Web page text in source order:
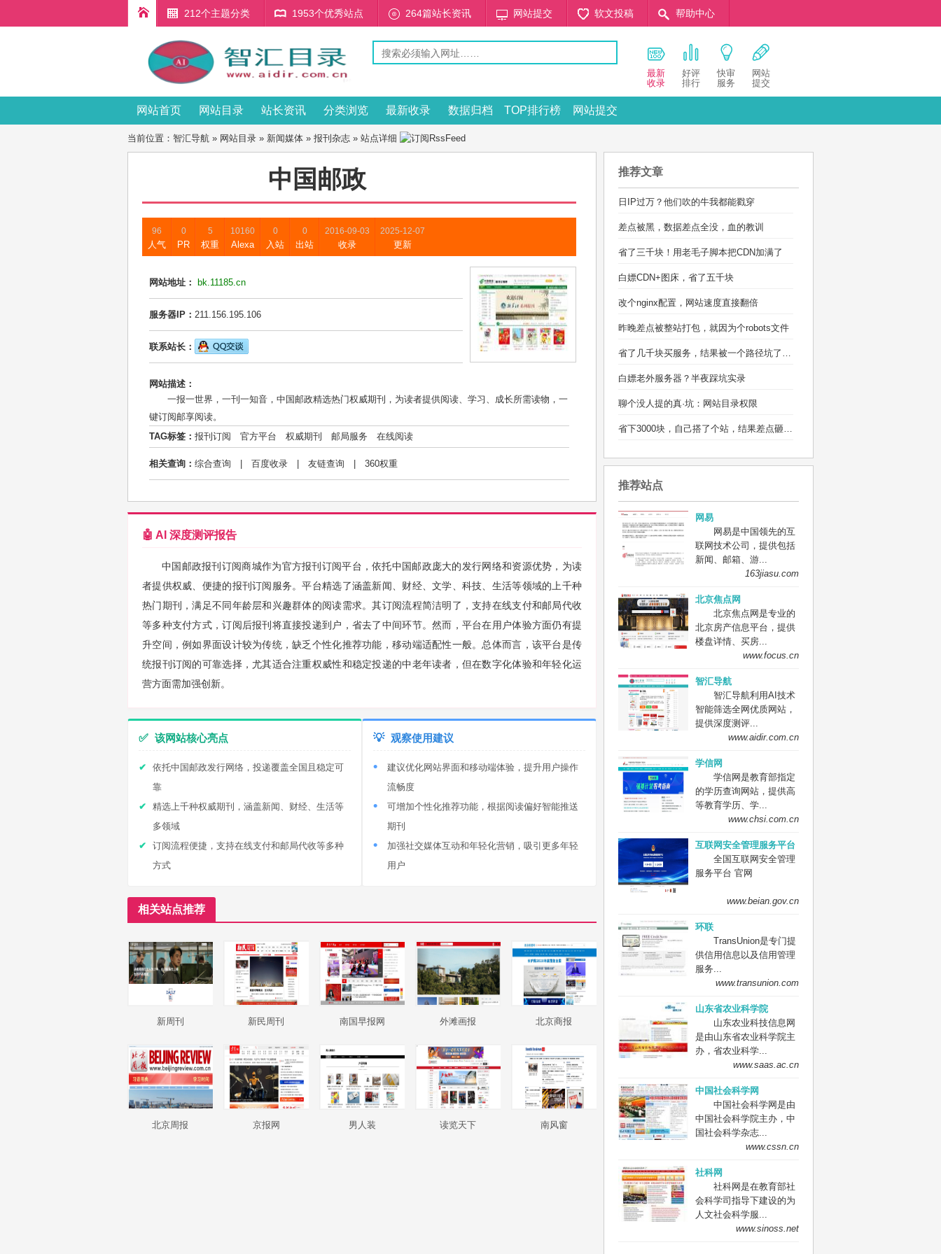
212个主题分类 1953个优秀站点 264篇站长资讯 网站提交 软文投稿 帮助中心
最新
收录
好评
排行
快审
服务
网站
提交
网站首页 网站目录 站长资讯 分类浏览 最新收录 数据归档 TOP排行榜 网站提交
当前位置： 智汇导航 » 网站目录 » 新闻媒体 » 报刊杂志 » 站点详细
中国邮政
96
人气
0
PR
5
权重
10160
Alexa
0
入站
0
出站
2016-09-03
收录
2025-12-07
更新
网站地址： bk.11185.cn
服务器IP： 211.156.195.106
联系站长：
网站描述：
一报一世界，一刊一知音，中国邮政精选热门权威期刊，为读者提供阅读、学习、成长所需读物，一
键订阅邮享阅读。
TAG标签： 报刊订阅 官方平台 权威期刊 邮局服务 在线阅读
相关查询： 综合查询 百度收录 友链查询 360权重
🤖 AI 深度测评报告
中国邮政报刊订阅商城作为官方报刊订阅平台，依托中国邮政庞大的发行网络和资源优势，为读
者提供权威、便捷的报刊订阅服务。平台精选了涵盖新闻、财经、文学、科技、生活等领域的上千种
热门期刊，满足不同年龄层和兴趣群体的阅读需求。其订阅流程简洁明了，支持在线支付和邮局代收
等多种支付方式，订阅后报刊将直接投递到户，省去了中间环节。然而，平台在用户体验方面仍有提
升空间，例如界面设计较为传统，缺乏个性化推荐功能，移动端适配性一般。总体而言，该平台是传
统报刊订阅的可靠选择，尤其适合注重权威性和稳定投递的中老年读者，但在数字化体验和年轻化运
营方面需加强创新。
✅ 该网站核心亮点
依托中国邮政发行网络，投递覆盖全国且稳定可
靠
精选上千种权威期刊，涵盖新闻、财经、生活等
多领域
订阅流程便捷，支持在线支付和邮局代收等多种
方式
💡 观察使用建议
建议优化网站界面和移动端体验，提升用户操作
流畅度
可增加个性化推荐功能，根据阅读偏好智能推送
期刊
加强社交媒体互动和年轻化营销，吸引更多年轻
用户
相关站点推荐
新周刊 新民周刊 南国早报网 外滩画报 北京商报
北京周报 京报网 男人装 读览天下 南风窗
推荐文章
日IP过万？他们吹的牛我都能戳穿
差点被黑，数据差点全没，血的教训
省了三千块！用老毛子脚本把CDN加满了
白嫖CDN+图床，省了五千块
改个nginx配置，网站速度直接翻倍
昨晚差点被整站打包，就因为个robots文件
省了几千块买服务，结果被一个路径坑了两宿
白嫖老外服务器？半夜踩坑实录
聊个没人提的真·坑：网站目录权限
省下3000块，自己搭了个站，结果差点砸电脑
推荐站点
网易
网易是中国领先的互
联网技术公司，提供包括
新闻、邮箱、游...
163jiasu.com
北京焦点网
北京焦点网是专业的
北京房产信息平台，提供
楼盘详情、买房...
www.focus.cn
智汇导航
智汇导航利用AI技术
智能筛选全网优质网站，
提供深度测评...
www.aidir.com.cn
学信网
学信网是教育部指定
的学历查询网站，提供高
等教育学历、学...
www.chsi.com.cn
互联网安全管理服务平台
全国互联网安全管理
服务平台 官网
www.beian.gov.cn
环联
TransUnion是专门提
供信用信息以及信用管理
服务...
www.transunion.com
山东省农业科学院
山东农业科技信息网
是由山东省农业科学院主
办，省农业科学...
www.saas.ac.cn
中国社会科学网
中国社会科学网是由
中国社会科学院主办，中
国社会科学杂志...
www.cssn.cn
社科网
社科网是在教育部社
会科学司指导下建设的为
人文社会科学服...
www.sinoss.net